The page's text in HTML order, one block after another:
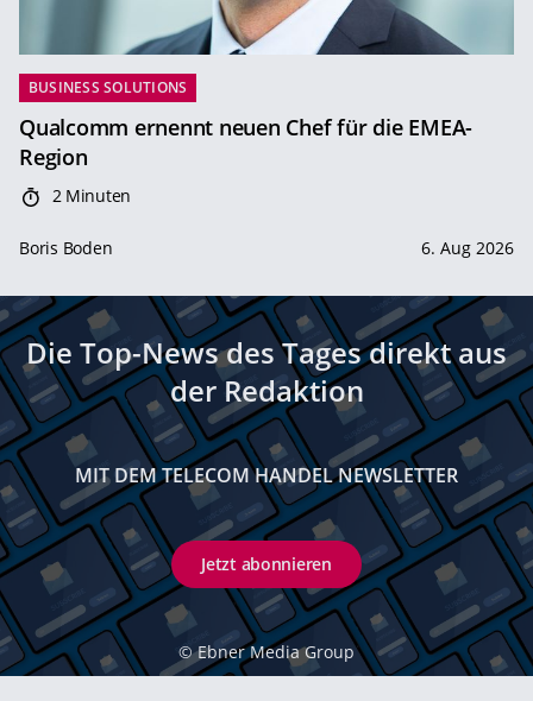
BUSINESS SOLUTIONS
Qualcomm ernennt neuen Chef für die EMEA-
Region
2 Minuten
Boris Boden 6. Aug 2026
Die Top-News des Tages direkt aus
der Redaktion
MIT DEM TELECOM HANDEL NEWSLETTER
Jetzt abonnieren
© Ebner Media Group